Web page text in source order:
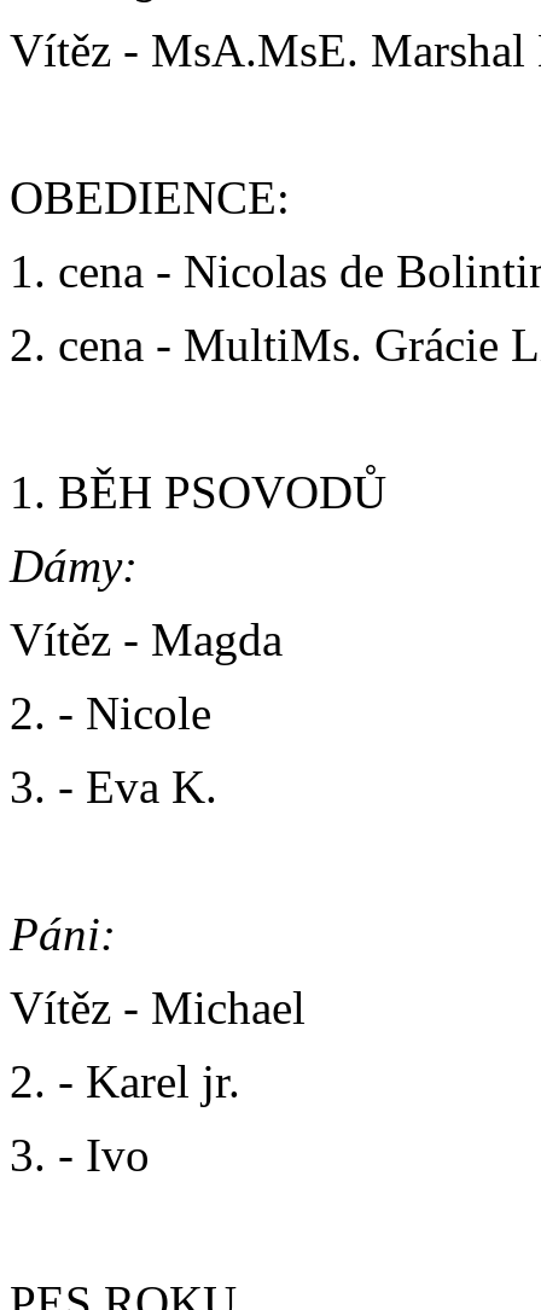
Vítěz - MsA.MsE. Marshal
OBEDIENCE:
1. cena - Nicolas de
2. cena - MultiMs. Grácie
1. BĚH PSOVODŮ
Dámy:
Vítěz - Magda
2. - Nicole
3. - Eva K.
Páni:
Vítěz - Michael
2. - Karel jr.
3. - Ivo